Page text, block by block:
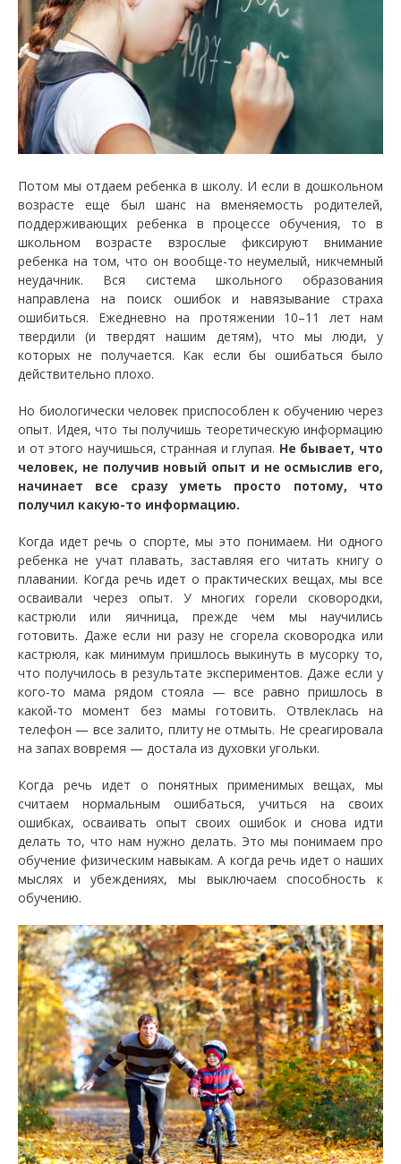
Потом мы отдаем ребенка в школу. И если в дошкольном
возрасте еще был шанс на вменяемость родителей,
поддерживающих ребенка в процессе обучения, то в
школьном возрасте взрослые фиксируют внимание
ребенка на том, что он вообще-то неумелый, никчемный
неудачник. Вся система школьного образования
направлена на поиск ошибок и навязывание страха
ошибиться. Ежедневно на протяжении 10–11 лет нам
твердили (и твердят нашим детям), что мы люди, у
которых не получается. Как если бы ошибаться было
действительно плохо.
Но биологически человек приспособлен к обучению через
опыт. Идея, что ты получишь теоретическую информацию
и от этого научишься, странная и глупая. Не бывает, что
человек, не получив новый опыт и не осмыслив его,
начинает все сразу уметь просто потому, что
получил какую-то информацию.
Когда идет речь о спорте, мы это понимаем. Ни одного
ребенка не учат плавать, заставляя его читать книгу о
плавании. Когда речь идет о практических вещах, мы все
осваивали через опыт. У многих горели сковородки,
кастрюли или яичница, прежде чем мы научились
готовить. Даже если ни разу не сгорела сковородка или
кастрюля, как минимум пришлось выкинуть в мусорку то,
что получилось в результате экспериментов. Даже если у
кого-то мама рядом стояла — все равно пришлось в
какой-то момент без мамы готовить. Отвлеклась на
телефон — все залито, плиту не отмыть. Не среагировала
на запах вовремя — достала из духовки угольки.
Когда речь идет о понятных применимых вещах, мы
считаем нормальным ошибаться, учиться на своих
ошибках, осваивать опыт своих ошибок и снова идти
делать то, что нам нужно делать. Это мы понимаем про
обучение физическим навыкам. А когда речь идет о наших
мыслях и убеждениях, мы выключаем способность к
обучению.